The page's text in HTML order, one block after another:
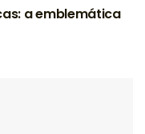
a emblemática